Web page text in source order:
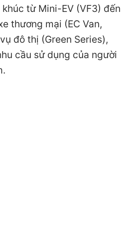
từ Mini-EV (VF3) đến
thương mại (EC Van,
đô thị (Green Series),
cầu sử dụng của người